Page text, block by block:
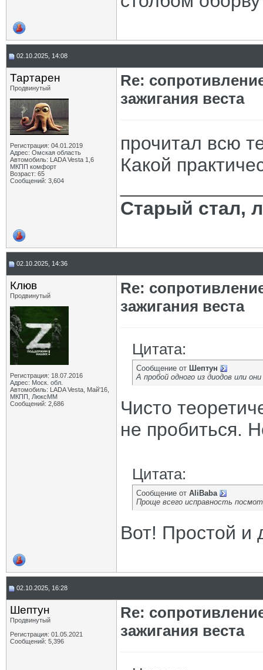
02.10.2025, 14:08
Тартарен
Продвинутый
Регистрация: 04.01.2019
Адрес: Омская область
Автомобиль: LADA Vesta 1,6
МКПП комфорт
Возраст: 65
Сообщений: 3,604
Re:
зажигания веста
прочитал всю
Какой
Старый стал,
02.10.2025, 14:36
Клюв
Продвинутый
Регистрация: 18.07.2016
Адрес: Моск. обл.
Автомобиль: LADA Vesta, Май'16,
МКПП, ЛюксММ
Сообщений: 2,686
Re:
зажигания веста
Цитата:
Сообщение от Шептун
А пробой одного из диодов или
Чисто
не пробиться.
Цитата:
Сообщение от AliBaba
Проще всего исправность
Вот! Простой и
02.10.2025, 16:28
Шептун
Продвинутый
Регистрация: 01.05.2021
Сообщений: 5,396
Re:
зажигания веста